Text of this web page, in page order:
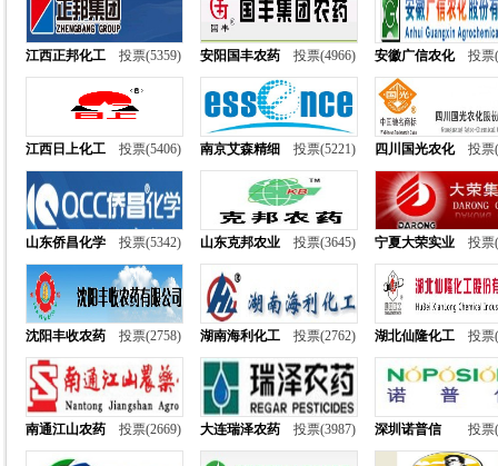
江西正邦化工 投票(5359) 安阳国丰农药 投票(4966) 安徽广信农化 投票
江西日上化工 投票(5406) 南京艾森精细 投票(5221) 四川国光农化 投票
山东侨昌化学 投票(5342) 山东克邦农业 投票(3645) 宁夏大荣实业 投票
沈阳丰收农药 投票(2758) 湖南海利化工 投票(2762) 湖北仙隆化工 投票
南通江山农药 投票(2669) 大连瑞泽农药 投票(3987) 深圳诺普信 投票